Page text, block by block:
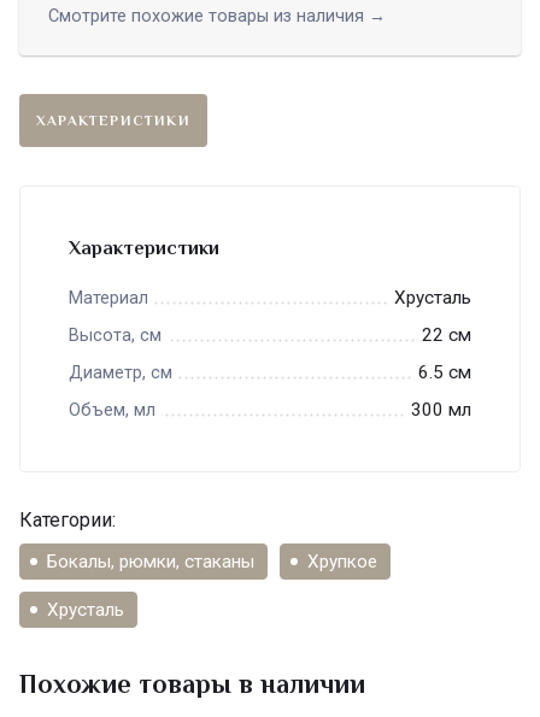
Смотрите похожие товары из наличия →
ХАРАКТЕРИСТИКИ
Характеристики
Материал Хрусталь
Высота, см 22 см
Диаметр, см 6.5 см
Объем, мл 300 мл
Категории:
Бокалы, рюмки, стаканы Хрупкое
Хрусталь
Похожие товары в наличии